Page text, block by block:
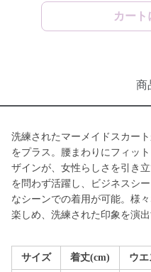
カート
商
洗練されたマーメイドスカー
をプラス。腰まわりにフィッ
ザインが、女性らしさを引き
を問わず活躍し、ビジネスシ
なシーンでの着用が可能。様
楽しめ、洗練された印象を演出
サイズ 着丈(cm) ウ